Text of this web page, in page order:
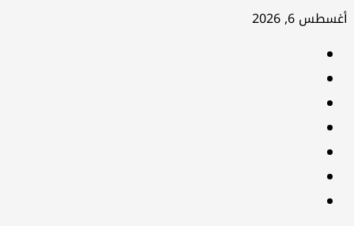
تخطي
أغسطس 6, 2026